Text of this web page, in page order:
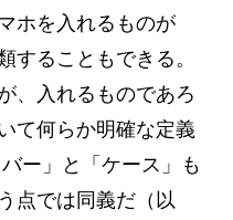
ホを入れるものが
することもできる。
、入れるものであろ
て何らか明確な定義
ー」と「ケース」も
点では同義だ（以